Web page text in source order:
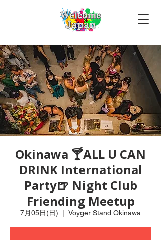
Okinawa 🍸ALL U CAN
DRINK International
Party🍺 Night Club
Friending Meetup
7月05日(日) Voyger Stand Okinawa